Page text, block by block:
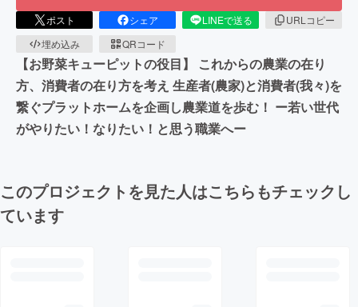
ポスト シェア LINEで送る
URLコピー
埋め込み
QRコード
【お野菜キューピットの役目】 これからの農業の在り
方、消費者の在り方を考え 生産者(農家)と消費者(我々)を
繋ぐプラットホームを企画し農業道を歩む！ ー若い世代
がやりたい！なりたい！と思う職業へー
このプロジェクトを見た人はこちらもチェックし
ています